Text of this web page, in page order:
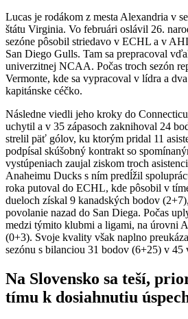
Lucas je rodákom z mesta Alexandria v
štátu Virginia. Vo februári oslávil 26.
sezóne pôsobil striedavo v ECHL a v
San Diego Gulls. Tam sa prepracoval
univerzitnej NCAA. Počas troch sezón
Vermonte, kde sa vypracoval v lídra a
kapitánske céčko.
Následne viedli jeho kroky do
uchytil a v 35 zápasoch zaknihoval 24
strelil päť gólov, ku ktorým pridal 11
podpísal skúšobný kontrakt so
vystúpeniach zaujal ziskom troch
Anaheimu Ducks s ním predĺžil
roka putoval do ECHL, kde pôsobil v
dueloch získal 9 kanadských bodov
povolanie nazad do San Diega. Počas
medzi týmito klubmi a ligami, na úrovni
(0+3). Svoje kvality však naplno
sezónu s bilanciou 31 bodov (6+25) v 45
Na Slovensko sa teší,
tímu k dosiahnutiu